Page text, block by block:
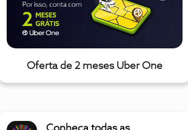
Oferta de 2 meses Uber One